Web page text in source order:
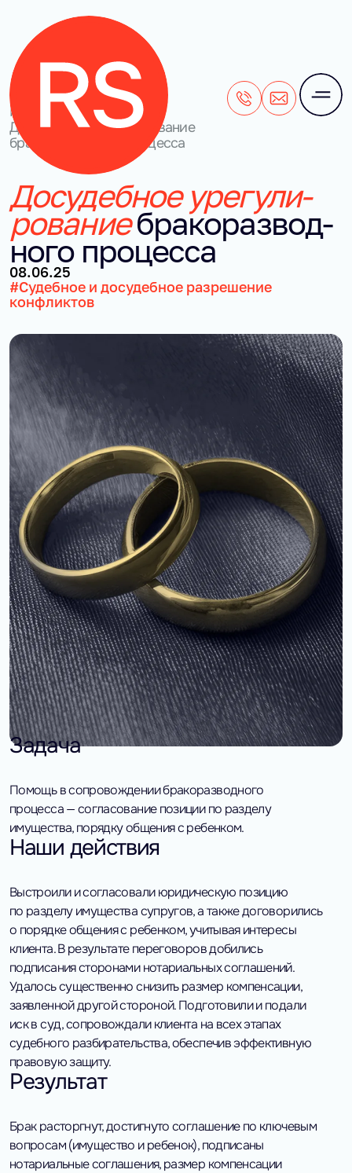
+7 (495) 106-28-71
Наши кейсы
Досудебное урегулирование
бракоразводного процесса
До­су­деб­ное уре­гу­ли­
ро­ва­ниебра­ко­раз­вод­
но­го про­цес­са
08.06.25
#Судебное и досудебное разрешение
конфликтов
Задача
Помощь в сопровождении бракоразводного
процесса — согласование позиции по разделу
имущества, порядку общения с ребенком.
Наши действия
Выстроили и согласовали юридическую позицию
по разделу имущества супругов, а также договорились
о порядке общения с ребенком, учитывая интересы
клиента. В результате переговоров добились
подписания сторонами нотариальных соглашений.
Удалось существенно снизить размер компенсации,
заявленной другой стороной. Подготовили и подали
иск в суд, сопровождали клиента на всех этапах
судебного разбирательства, обеспечив эффективную
правовую защиту.
Результат
Брак расторгнут, достигнуто соглашение по ключевым
вопросам (имущество и ребенок), подписаны
нотариальные соглашения, размер компенсации